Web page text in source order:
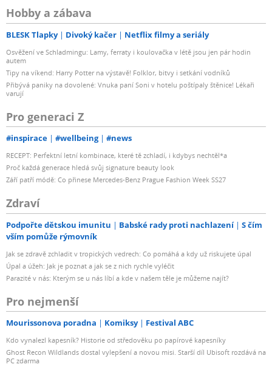
Hobby a zábava
BLESK Tlapky Divoký kačer Netflix filmy a seriály
Osvěžení ve Schladmingu: Lamy, ferraty i koulovačka v létě jsou jen pár hodin
autem
Tipy na víkend: Harry Potter na výstavě! Folklor, bitvy i setkání vodníků
Přibývá paniky na dovolené: Vnuka paní Soni v hotelu poštípaly štěnice! Lékaři
varují
Pro generaci Z
#inspirace #wellbeing #news
RECEPT: Perfektní letní kombinace, které tě zchladí, i kdybys nechtěl*a
Proč každá generace hledá svůj signature beauty look
Září patří módě: Co přinese Mercedes-Benz Prague Fashion Week SS27
Zdraví
Podpořte dětskou imunitu Babské rady proti nachlazení
S čím
vším pomůže rýmovník
Jak se zdravě zchladit v tropických vedrech: Co pomáhá a kdy už riskujete úpal
Úpal a úžeh: Jak je poznat a jak se z nich rychle vyléčit
Parazité v nás: Kterým se u nás líbí a kde v našem těle je můžeme najít?
Pro nejmenší
Mourissonova poradna Komiksy Festival ABC
Kdo vynalezl kapesník? Historie od středověku po papírové kapesníky
Ghost Recon Wildlands dostal vylepšení a novou misi. Starší díl Ubisoft rozdává na
PC zdarma